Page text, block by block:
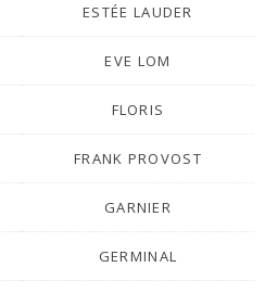
ESTÉE LAUDER
EVE LOM
FLORIS
FRANK PROVOST
GARNIER
GERMINAL